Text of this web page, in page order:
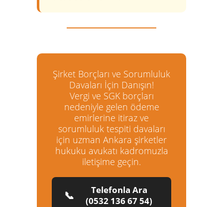
Şirket Borçları ve Sorumluluk
Davaları İçin Danışın!
Vergi ve SGK borçları
nedeniyle gelen ödeme
emirlerine itiraz ve
sorumluluk tespiti davaları
için uzman Ankara şirketler
hukuku avukatı kadromuzla
iletişime geçin.
📞
Telefonla Ara
(0532 136 67 54)